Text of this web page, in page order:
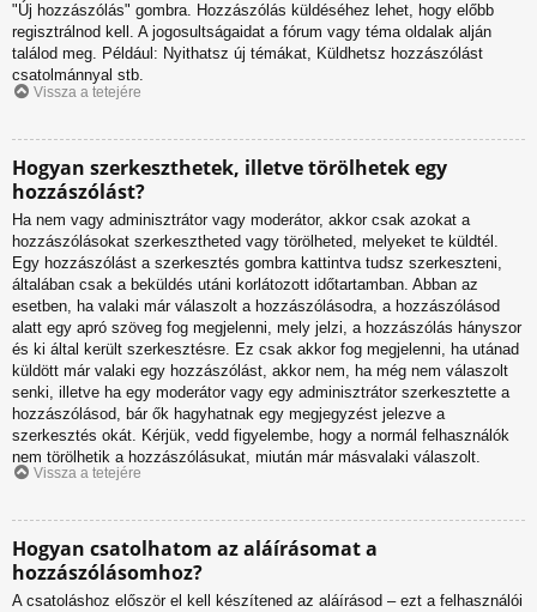
"Új hozzászólás" gombra. Hozzászólás küldéséhez lehet, hogy előbb
regisztrálnod kell. A jogosultságaidat a fórum vagy téma oldalak alján
találod meg. Például: Nyithatsz új témákat, Küldhetsz hozzászólást
csatolmánnyal stb.
Vissza a tetejére
Hogyan szerkeszthetek, illetve törölhetek egy
hozzászólást?
Ha nem vagy adminisztrátor vagy moderátor, akkor csak azokat a
hozzászólásokat szerkesztheted vagy törölheted, melyeket te küldtél.
Egy hozzászólást a szerkesztés gombra kattintva tudsz szerkeszteni,
általában csak a beküldés utáni korlátozott időtartamban. Abban az
esetben, ha valaki már válaszolt a hozzászólásodra, a hozzászólásod
alatt egy apró szöveg fog megjelenni, mely jelzi, a hozzászólás hányszor
és ki által került szerkesztésre. Ez csak akkor fog megjelenni, ha utánad
küldött már valaki egy hozzászólást, akkor nem, ha még nem válaszolt
senki, illetve ha egy moderátor vagy egy adminisztrátor szerkesztette a
hozzászólásod, bár ők hagyhatnak egy megjegyzést jelezve a
szerkesztés okát. Kérjük, vedd figyelembe, hogy a normál felhasználók
nem törölhetik a hozzászólásukat, miután már másvalaki válaszolt.
Vissza a tetejére
Hogyan csatolhatom az aláírásomat a
hozzászólásomhoz?
A csatoláshoz először el kell készítened az aláírásod – ezt a felhasználói